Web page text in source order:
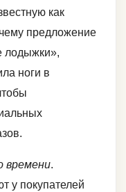
как
предложение
лодыжки»,
ноги в
времени.
у покупателей